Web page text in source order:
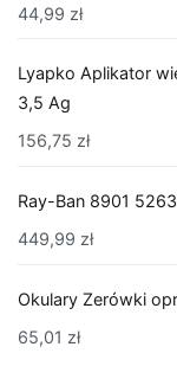
44,99 zł
Lyapko Aplikator
3,5 Ag
156,75 zł
Ray-Ban 8901
449,99 zł
Okulary Zerówki
65,01 zł